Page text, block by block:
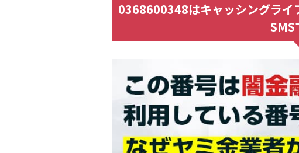
0368600348はキャッシングライ
SMS